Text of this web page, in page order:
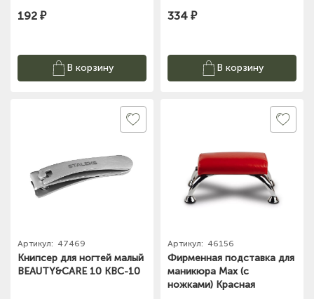
192 ₽
В корзину
334 ₽
В корзину
Артикул: 47469
Книпсер для ногтей малый
BEAUTY&CARE 10 KBC-10
Артикул: 46156
Фирменная подставка для
маникюра Max (с
ножками) Красная